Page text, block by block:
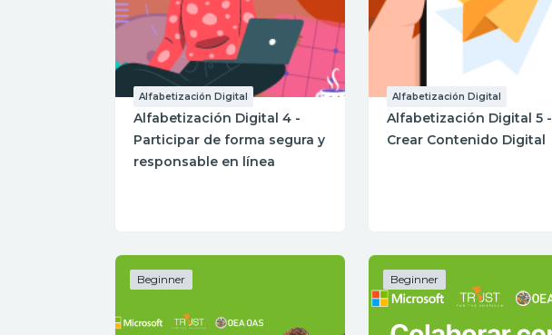
Alfabetización Digital
Alfabetización Digital 4 -
Participar de forma segura y
responsable en línea
Alfabetización Digital
Alfabetización Digital 5 -
Crear Contenido Digital
Beginner Beginner